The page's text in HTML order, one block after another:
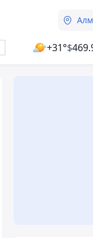
+31°$